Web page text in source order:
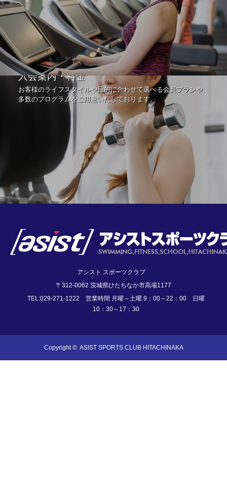
入会案内・料金
お客様のライフスタイルや目的に合わせて選べる会員プランや
多数のプログラムをご用意いたしております。
アシスト スポーツクラブ
〒312-0062 茨城県ひたちなか市高場1177
TEL:029-271-1222 営業時間 月曜～土曜 9：00～22：00 日曜
10：30～17：30
Copyright © ASIST SPORTS CLUB HITACHINAKA